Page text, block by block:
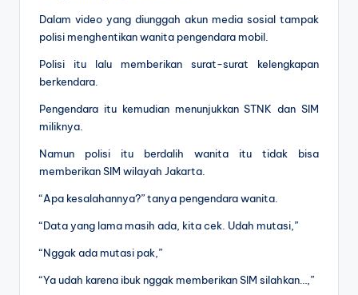
Dalam video yang diunggah akun media sosial tampak
polisi menghentikan wanita pengendara mobil.
Polisi itu lalu memberikan surat-surat kelengkapan
berkendara.
Pengendara itu kemudian menunjukkan STNK dan SIM
miliknya.
Namun polisi itu berdalih wanita itu tidak bisa
memberikan SIM wilayah Jakarta.
“Apa kesalahannya?” tanya pengendara wanita.
“Data yang lama masih ada, kita cek. Udah mutasi,”
“Nggak ada mutasi pak,”
“Ya udah karena ibuk nggak memberikan SIM silahkan…,”